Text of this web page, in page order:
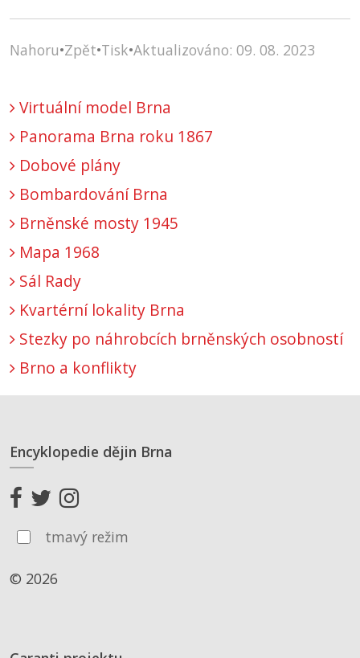
Nahoru•Zpět•Tisk•Aktualizováno: 09. 08. 2023
Virtuální model Brna
Panorama Brna roku 1867
Dobové plány
Bombardování Brna
Brněnské mosty 1945
Mapa 1968
Sál Rady
Kvartérní lokality Brna
Stezky po náhrobcích brněnských osobností
Brno a konflikty
Encyklopedie dějin Brna
tmavý režim
© 2026